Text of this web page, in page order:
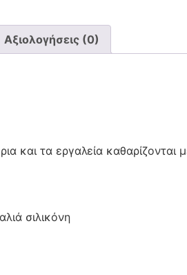
Αξιολογήσεις (0)
και τα εργαλεία καθαρίζονται
σιλικόνη